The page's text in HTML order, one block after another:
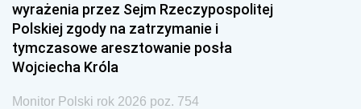
1951 1950 1949
1948 1947
1939
wyrażenia przez Sejm Rzeczypospolitej
Polskiej zgody na zatrzymanie i
tymczasowe aresztowanie posła
Wojciecha Króla
Monitor Polski rok 2026 poz. 754